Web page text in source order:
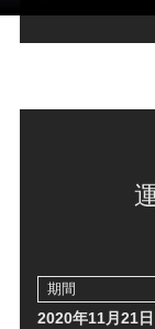
期間
2020年11月21